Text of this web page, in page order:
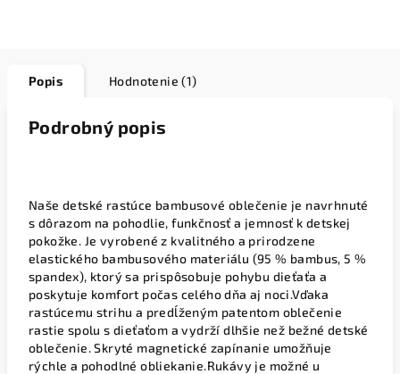
Popis Hodnotenie (1)
Podrobný popis
Naše detské rastúce bambusové oblečenie je navrhnuté
s dôrazom na pohodlie, funkčnosť a jemnosť k detskej
pokožke. Je vyrobené z kvalitného a prirodzene
elastického bambusového materiálu (95 % bambus, 5 %
spandex), ktorý sa prispôsobuje pohybu dieťaťa a
poskytuje komfort počas celého dňa aj noci.Vďaka
rastúcemu strihu a predĺženým patentom oblečenie
rastie spolu s dieťaťom a vydrží dlhšie než bežné detské
oblečenie. Skryté magnetické zapínanie umožňuje
rýchle a pohodlné obliekanie.Rukávy je možné u